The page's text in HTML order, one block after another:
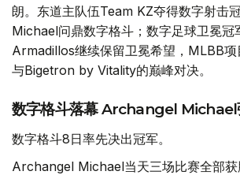
朗。东道主队伍Team KZ夺得数字射击
Michael问鼎数字格斗；数字足球卫冕
Armadillos继续保留卫冕希望，MLBB
与Bigetron by Vitality的巅峰对决。
数字格斗落幕 Archangel Michael
数字格斗8日率先决出冠军。
Archangel Michael当天三场比赛全部获